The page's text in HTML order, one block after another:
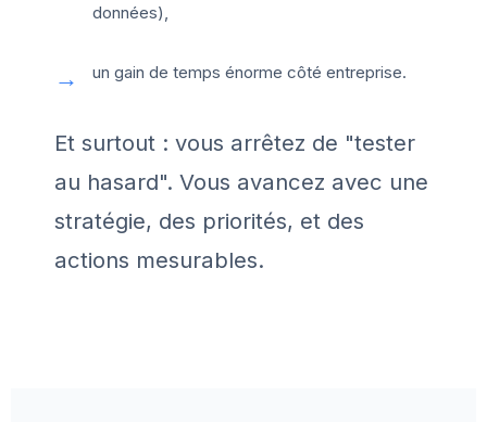
données),
un gain de temps énorme côté entreprise.
Et surtout : vous arrêtez de "tester
au hasard". Vous avancez avec une
stratégie, des priorités, et des
actions mesurables.